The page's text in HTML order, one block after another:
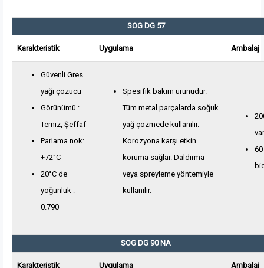
SOG DG 57
Karakteristik Uygulama Ambalaj
Güvenli Gres
yağı çözücü
Görünümü :
Temiz, Şeffaf
Parlama nok:
+72°C
20°C de
yoğunluk :
0.790
Spesifik bakım ürünüdür.
Tüm metal parçalarda soğuk
yağ çözmede kullanılır.
Korozyona karşı etkin
koruma sağlar. Daldırma
veya spreyleme yöntemiyle
kullanılır.
SOG DG 90 NA
Karakteristik Uygulama Ambalaj